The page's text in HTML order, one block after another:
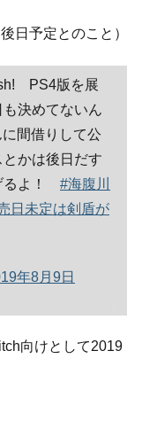
日予定とのこと）
PS4版を展
決めてないん
間借りして公
かは後日だす
るよ！ #海腹川
日未定は剣盾が
年8月9日
向けとして2019